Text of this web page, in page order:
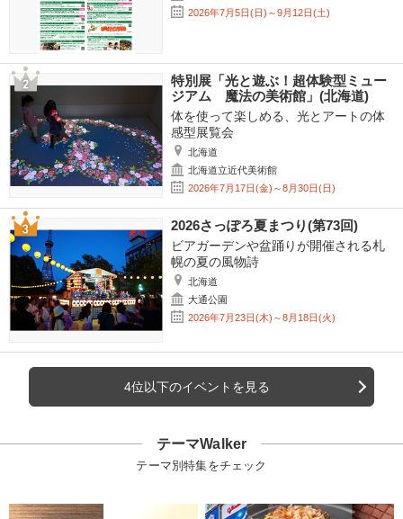
2026年7月5日(日)～9月12日(土)
特別展「光と遊ぶ！超体験型ミュー
ジアム 魔法の美術館」(北海道)
体を使って楽しめる、光とアートの体
感型展覧会
北海道
北海道立近代美術館
2026年7月17日(金)～8月30日(日)
2026さっぽろ夏まつり(第73回)
ビアガーデンや盆踊りが開催される札
幌の夏の風物詩
北海道
大通公園
2026年7月23日(木)～8月18日(火)
4位以下のイベントを見る
テーマWalker
テーマ別特集をチェック